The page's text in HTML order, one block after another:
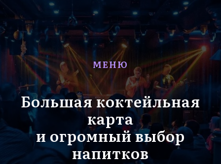
МЕНЮ
Большая коктейльная
карта
и огромный выбор
напитков